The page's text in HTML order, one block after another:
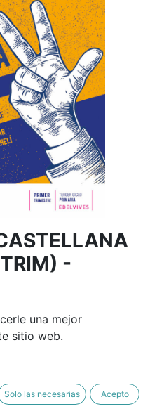
-
una mejor
sitio web.
Solo las necesarias Acepto